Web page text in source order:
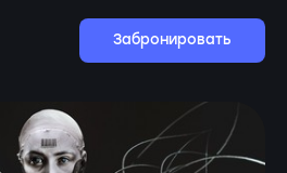
Забронировать